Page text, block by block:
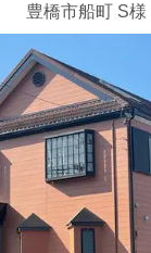
豊橋市船町 S様